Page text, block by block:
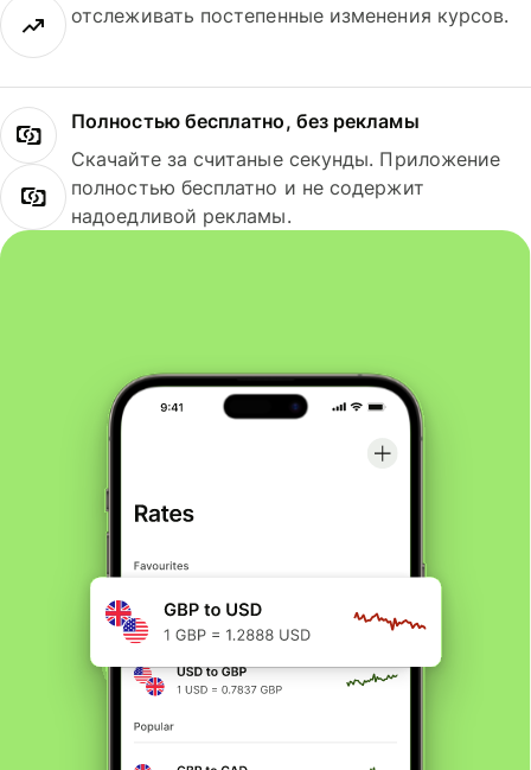
отслеживать постепенные изменения курсов.
Полностью бесплатно, без рекламы
Скачайте за считаные секунды. Приложение
полностью бесплатно и не содержит
надоедливой рекламы.